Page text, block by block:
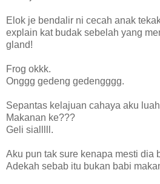
Elok je bendalir ni cecah anak
explain kat budak sebelah yang
gland!
Frog okkk.
Onggg gedeng gedengggg.
Sepantas kelajuan cahaya aku
Makanan ke???
Geli sialllll.
Aku pun tak sure kenapa mesti dia
Adekah sebab itu bukan babi